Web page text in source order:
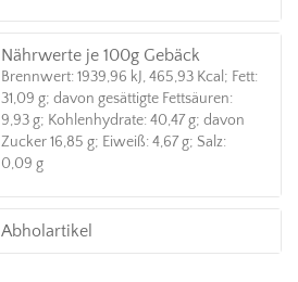
Nährwerte je 100g Gebäck
Brennwert: 1939,96 kJ, 465,93 Kcal; Fett:
31,09 g; davon gesättigte Fettsäuren:
9,93 g; Kohlenhydrate: 40,47 g; davon
Zucker 16,85 g; Eiweiß: 4,67 g; Salz:
0,09 g
Abholartikel